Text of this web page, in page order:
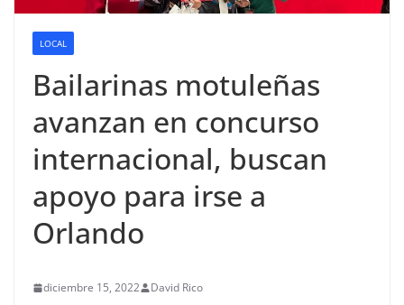
LOCAL
Bailarinas motuleñas
avanzan en concurso
internacional, buscan
apoyo para irse a
Orlando
diciembre 15, 2022 David Rico